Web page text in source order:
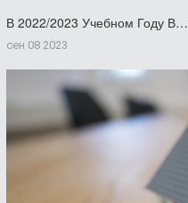
В 2022/2023 Учебном Году В…
сен 08 2023